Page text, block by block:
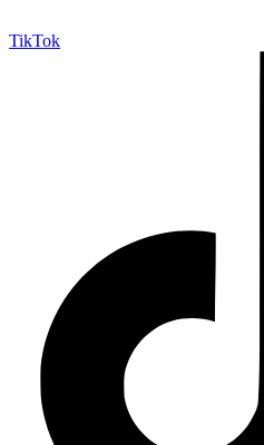
TikTok